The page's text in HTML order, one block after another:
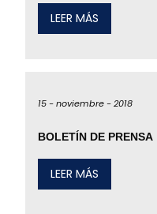
LEER MÁS
15 -noviembre -2018
BOLETÍN DE PRENSA
LEER MÁS